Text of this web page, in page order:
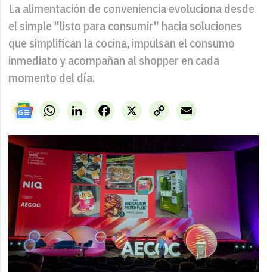
La alimentación de conveniencia evoluciona desde
el simple "listo para consumir" hacia soluciones
que simplifican la cocina, impulsan el consumo
inmediato y acompañan al shopper en cada
momento del día.
WhatsAppLinkedIn X
Facebook
Copy
Link
Email